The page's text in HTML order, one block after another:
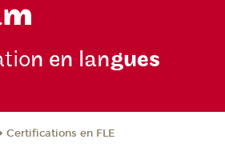
n en langues
Certifications en FLE